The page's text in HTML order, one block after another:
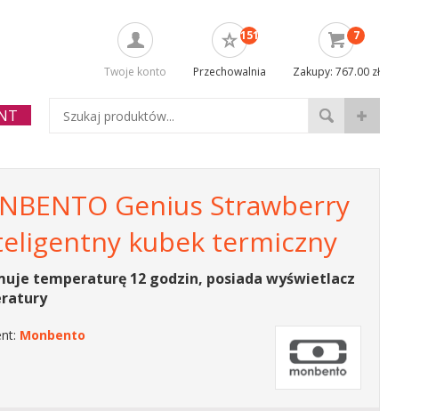
Twoje konto
151
Przechowalnia
7
Zakupy: 767.00 zł
Genius Strawberry
kubek termiczny
temperaturę 12 godzin, posiada wyświetlacz
Monbento